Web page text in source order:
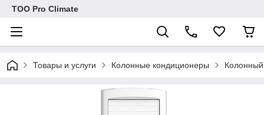
ТОО Pro Climate
Товары и услуги Колонные кондиционеры